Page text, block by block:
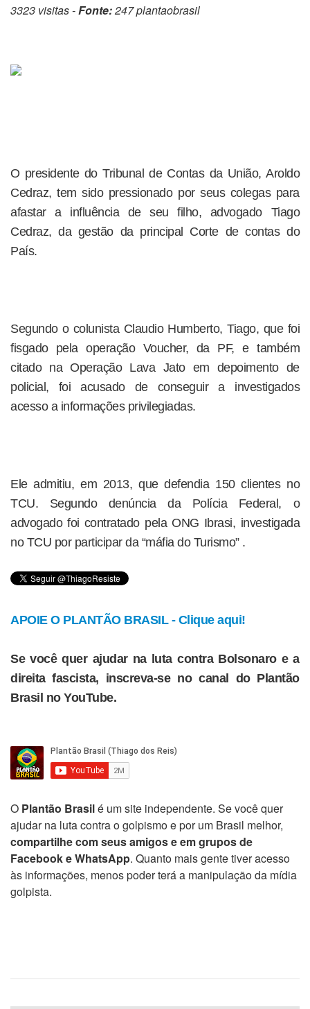
3323 visitas -Fonte:247 plantaobrasil
O presidente do Tribunal de Contas da União, Aroldo
Cedraz, tem sido pressionado por seus colegas para
afastar a influência de seu filho, advogado Tiago
Cedraz, da gestão da principal Corte de contas do
País.
Segundo o colunista Claudio Humberto, Tiago, que foi
fisgado pela operação Voucher, da PF, e também
citado na Operação Lava Jato em depoimento de
policial, foi acusado de conseguir a investigados
acesso a informações privilegiadas.
Ele admitiu, em 2013, que defendia 150 clientes no
TCU. Segundo denúncia da Polícia Federal, o
advogado foi contratado pela ONG Ibrasi, investigada
no TCU por participar da “máfia do Turismo” .
APOIE O PLANTÃO BRASIL - Clique aqui!
Se você quer ajudar na luta contra Bolsonaro e a
direita fascista, inscreva-se no canal do Plantão
Brasil no YouTube.
O Plantão Brasilé um site independente. Se você quer
ajudar na luta contra o golpismo e por um Brasil melhor,
compartilhe com seus amigos e em grupos de
Facebook e WhatsApp. Quanto mais gente tiver acesso
às informações, menos poder terá a manipulação da mídia
golpista.